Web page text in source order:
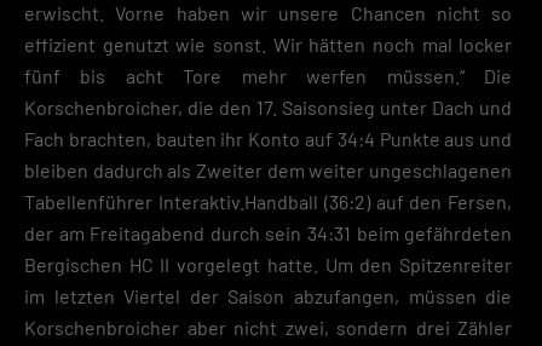
erwischt. Vorne haben wir unsere Chancen nicht so
effizient genutzt wie sonst. Wir hätten noch mal locker
fünf bis acht Tore mehr werfen müssen.“ Die
Korschenbroicher, die den 17. Saisonsieg unter Dach und
Fach brachten, bauten ihr Konto auf 34:4 Punkte aus und
bleiben dadurch als Zweiter dem weiter ungeschlagenen
Tabellenführer Interaktiv.Handball (36:2) auf den Fersen,
der am Freitagabend durch sein 34:31 beim gefährdeten
Bergischen HC II vorgelegt hatte. Um den Spitzenreiter
im letzten Viertel der Saison abzufangen, müssen die
Korschenbroicher aber nicht zwei, sondern drei Zähler